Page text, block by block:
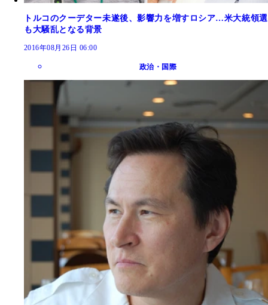
トルコのクーデター未遂後、影響力を増すロシア…米大統領選
も大騒乱となる背景
2016年08月26日 06:00
政治・国際